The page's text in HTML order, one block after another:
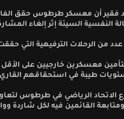
فقير أن معسكر طرطوس حقق
النفسية السيئة إثر إلغاء
من الرحلات الترفيهية التي حققت
بتأمين معسكرين خارجيين على
طيبة في استحقاقهم
الاتحاد الرياضي في طرطوس
القائمين فيه لكل شاردة